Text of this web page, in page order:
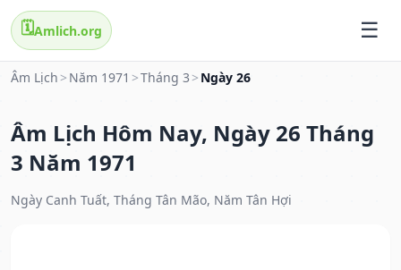
🗓️Amlich.org
Âm Lịch > Năm 1971 >Tháng 3 > Ngày 26
Âm Lịch Hôm Nay, Ngày 26 Tháng
3 Năm 1971
Ngày Canh Tuất, Tháng Tân Mão, Năm Tân Hợi